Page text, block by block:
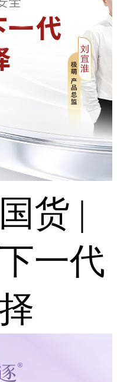
货 |
一代